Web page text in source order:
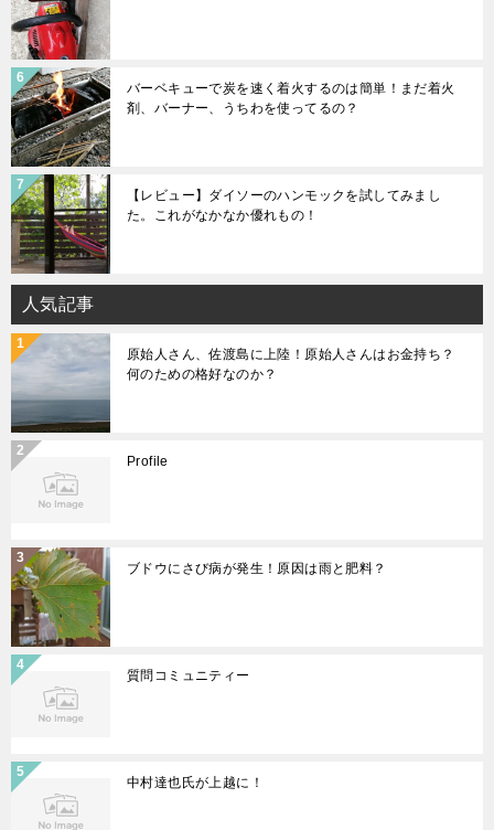
バーベキューで炭を速く着火するのは簡単！まだ着火
剤、バーナー、うちわを使ってるの？
【レビュー】ダイソーのハンモックを試してみまし
た。これがなかなか優れもの！
人気記事
原始人さん、佐渡島に上陸！原始人さんはお金持ち？
何のための格好なのか？
Profile
ブドウにさび病が発生！原因は雨と肥料？
質問コミュニティー
中村達也氏が上越に！